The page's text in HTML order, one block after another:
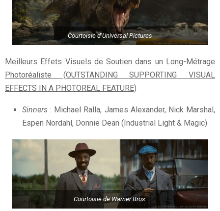
Courtoisie d’Universal Pictures
Meilleurs Effets Visuels de Soutien dans un Long-Métrage
Photoréaliste (OUTSTANDING SUPPORTING VISUAL
EFFECTS IN A PHOTOREAL FEATURE)
Sinners : Michael Ralla, James Alexander, Nick Marshal,
Espen Nordahl, Donnie Dean (Industrial Light & Magic)
Courtoisie de Warner Bros.